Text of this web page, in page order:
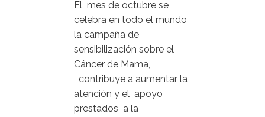
El mes de octubre se
celebra en todo el mundo
la campaña de
sensibilización sobre el
Cáncer de Mama,
contribuye a aumentar la
atención y el apoyo
prestados a la